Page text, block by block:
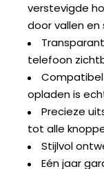
verstevigde
door vallen
telefoon
opladen is
Precieze
tot alle
Stijlvol
Eén jaar